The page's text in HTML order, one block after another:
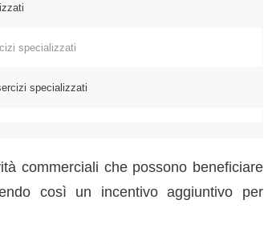
specializzati
specializzati
commerciali che possono beneficiare
così un incentivo aggiuntivo per